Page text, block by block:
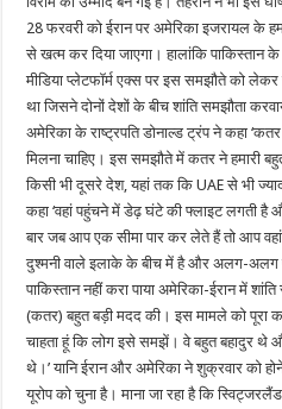
28 फरवरी को ईरान पर अमेरिका इजरायल के
से खत्म कर दिया जाएगा। हालांकि पाकिस्तान
मीडिया प्लेटफॉर्म एक्स पर इस समझौते को
था जिसने दोनों देशों के बीच शांति समझौता
अमेरिका के राष्ट्रपति डोनाल्ड ट्रंप ने कहा
मिलना चाहिए। इस समझौते में कतर ने हमारी
किसी भी दूसरे देश, यहां तक कि UAE से भी
कहा ‘वहां पहुंचने में डेढ़ घंटे की फ्लाइट लगती
बार जब आप एक सीमा पार कर लेते हैं तो आप
दुश्मनी वाले इलाके के बीच में है और अलग-अलग
पाकिस्तान नहीं करा पाया अमेरिका-ईरान में
(कतर) बहुत बड़ी मदद की। इस मामले को पूरा
चाहता हूं कि लोग इसे समझें। वे बहुत बहादुर थे
थे।’ यानि ईरान और अमेरिका ने शुक्रवार को
यूरोप को चुना है। माना जा रहा है कि